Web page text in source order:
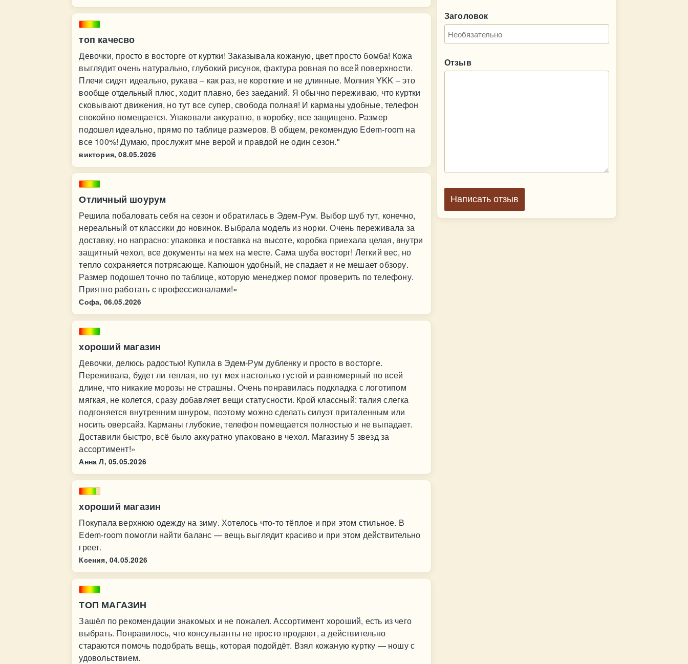
топ качесво
Девочки, просто в восторге от куртки! Заказывала кожаную, цвет просто бомба! Кожа
выглядит очень натурально, глубокий рисунок, фактура ровная по всей поверхности.
Плечи сидят идеально, рукава – как раз, не короткие и не длинные. Молния YKK – это
вообще отдельный плюс, ходит плавно, без заеданий. Я обычно переживаю, что куртки
сковывают движения, но тут все супер, свобода полная! И карманы удобные, телефон
спокойно помещается. Упаковали аккуратно, в коробку, все защищено. Размер
подошел идеально, прямо по таблице размеров. В общем, рекомендую Edem-room на
все 100%! Думаю, прослужит мне верой и правдой не один сезон."
виктория, 08.05.2026
Отличный шоурум
Решила побаловать себя на сезон и обратилась в Эдем-Рум. Выбор шуб тут, конечно,
нереальный от классики до новинок. Выбрала модель из норки. Очень переживала за
доставку, но напрасно: упаковка и поставка на высоте, коробка приехала целая, внутри
защитный чехол, все документы на мех на месте. Сама шуба восторг! Легкий вес, но
тепло сохраняется потрясающе. Капюшон удобный, не спадает и не мешает обзору.
Размер подошел точно по таблице, которую менеджер помог проверить по телефону.
Приятно работать с профессионалами!»
Софа, 06.05.2026
хороший магазин
Девочки, делюсь радостью! Купила в Эдем-Рум дубленку и просто в восторге.
Переживала, будет ли теплая, но тут мех настолько густой и равномерный по всей
длине, что никакие морозы не страшны. Очень понравилась подкладка с логотипом
мягкая, не колется, сразу добавляет вещи статусности. Крой классный: талия слегка
подгоняется внутренним шнуром, поэтому можно сделать силуэт приталенным или
носить оверсайз. Карманы глубокие, телефон помещается полностью и не выпадает.
Доставили быстро, всё было аккуратно упаковано в чехол. Магазину 5 звезд за
ассортимент!»
Анна Л, 05.05.2026
хороший магазин
Покупала верхнюю одежду на зиму. Хотелось что-то тёплое и при этом стильное. В
Edem-room помогли найти баланс — вещь выглядит красиво и при этом действительно
греет.
Ксения, 04.05.2026
ТОП МАГАЗИН
Зашёл по рекомендации знакомых и не пожалел. Ассортимент хороший, есть из чего
выбрать. Понравилось, что консультанты не просто продают, а действительно
стараются помочь подобрать вещь, которая подойдёт. Взял кожаную куртку — ношу с
удовольствием.
Заголовок
Отзыв
Написать отзыв